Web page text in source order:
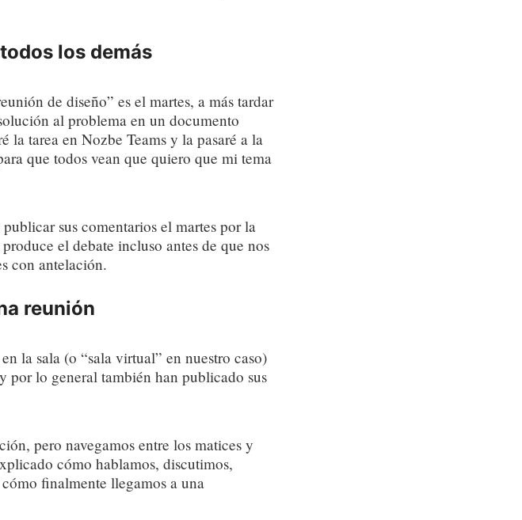
los demás
de diseño” es el martes, a más tardar
al problema en un documento
la tarea en Nozbe Teams y la pasaré a la
que todos vean que quiero que mi tema
sus comentarios el martes por la
el debate incluso antes de que nos
con antelación.
reunión
la sala (o “sala virtual” en nuestro caso)
lo general también han publicado sus
pero navegamos entre los matices y
cómo hablamos, discutimos,
finalmente llegamos a una